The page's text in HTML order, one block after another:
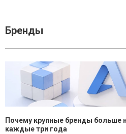
Бренды
Почему крупные бренды больше
каждые три года